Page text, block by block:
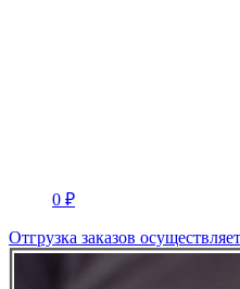
0 ₽
Отгрузка заказов